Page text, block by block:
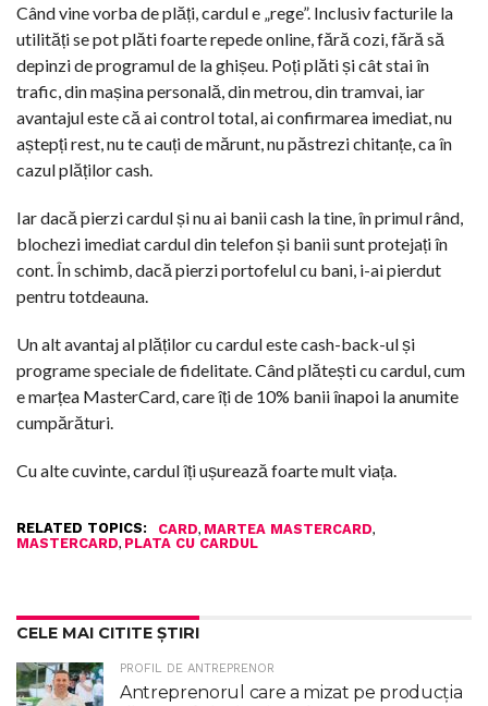
Când vine vorba de plăți, cardul e „rege”. Inclusiv facturile la
utilități se pot plăti foarte repede online, fără cozi, fără să
depinzi de programul de la ghișeu. Poți plăti și cât stai în
trafic, din mașina personală, din metrou, din tramvai, iar
avantajul este că ai control total, ai confirmarea imediat, nu
aștepți rest, nu te cauți de mărunt, nu păstrezi chitanțe, ca în
cazul plăților cash.
Iar dacă pierzi cardul și nu ai banii cash la tine, în primul rând,
blochezi imediat cardul din telefon și banii sunt protejați în
cont. În schimb, dacă pierzi portofelul cu bani, i-ai pierdut
pentru totdeauna.
Un alt avantaj al plăților cu cardul este cash-back-ul și
programe speciale de fidelitate. Când plătești cu cardul, cum
e marțea MasterCard, care îți de 10% banii înapoi la anumite
cumpărături.
Cu alte cuvinte, cardul îți ușurează foarte mult viața.
RELATED TOPICS: CARD, MARTEA MASTERCARD,
MASTERCARD, PLATA CU CARDUL
CELE MAI CITITE ȘTIRI
PROFIL DE ANTREPRENOR
Antreprenorul care a mizat pe producția